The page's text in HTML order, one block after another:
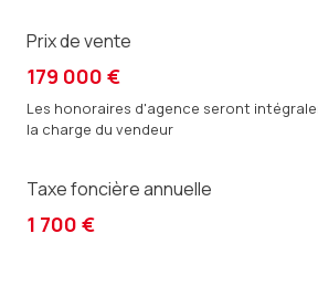
Prix de vente
179 000 €
Les honoraires d'agence seront
la charge du vendeur
Taxe foncière annuelle
1 700 €